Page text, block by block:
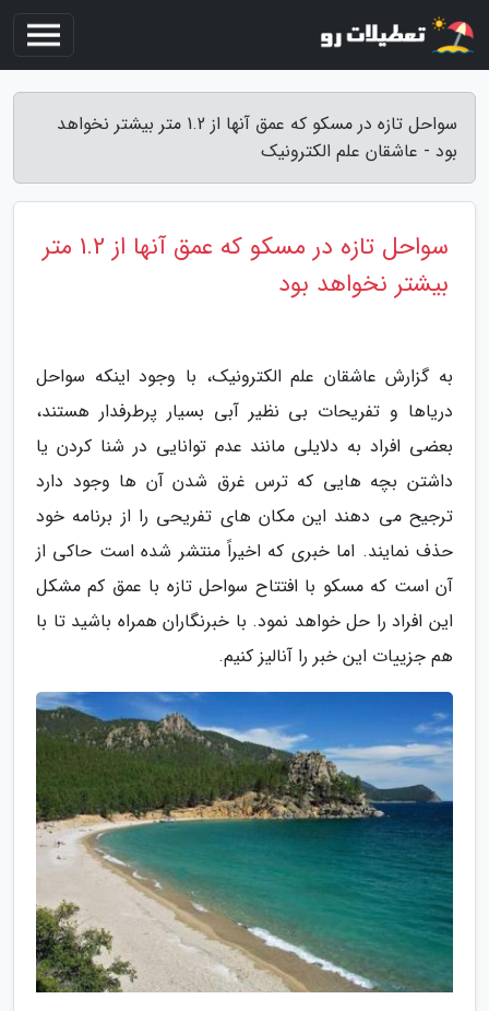
سواحل تازه در مسکو که عمق آنها از 1.2 متر بیشتر نخواهد
بود - عاشقان علم الکترونیک
سواحل تازه در مسکو که عمق آنها از 1.2 متر
بیشتر نخواهد بود
به گزارش عاشقان علم الکترونیک، با وجود اینکه سواحل
دریاها و تفریحات بی نظیر آبی بسیار پرطرفدار هستند،
بعضی افراد به دلایلی مانند عدم توانایی در شنا کردن یا
داشتن بچه هایی که ترس غرق شدن آن ها وجود دارد
ترجیح می دهند این مکان های تفریحی را از برنامه خود
حذف نمایند. اما خبری که اخیراً منتشر شده است حاکی از
آن است که مسکو با افتتاح سواحل تازه با عمق کم مشکل
این افراد را حل خواهد نمود. با خبرنگاران همراه باشید تا با
هم جزییات این خبر را آنالیز کنیم.